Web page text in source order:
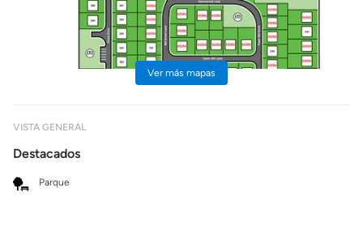
Ver más mapas
VISTA GENERAL
Destacados
Parque